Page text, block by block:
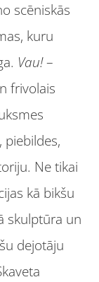
scēniskās
kuru
Vau!–
frivolais
Ne tikai
kā bikšu
skulptūra un
dejotāju